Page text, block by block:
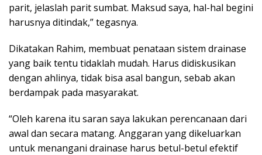
parit, jelaslah parit sumbat. Maksud saya, hal-hal begini
harusnya ditindak,” tegasnya.
Dikatakan Rahim, membuat penataan sistem drainase
yang baik tentu tidaklah mudah. Harus didiskusikan
dengan ahlinya, tidak bisa asal bangun, sebab akan
berdampak pada masyarakat.
“Oleh karena itu saran saya lakukan perencanaan dari
awal dan secara matang. Anggaran yang dikeluarkan
untuk menangani drainase harus betul-betul efektif